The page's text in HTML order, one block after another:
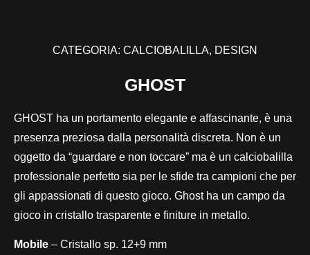
CATEGORIA: CALCIOBALILLA, DESIGN
GHOST
GHOST ha un portamento elegante e affascinante, è una
presenza preziosa dalla personalità discreta. Non è un
oggetto da “guardare e non toccare” ma è un calciobalilla
professionale perfetto sia per le sfide tra campioni che per
gli appassionati di questo gioco. Ghost ha un campo da
gioco in cristallo trasparente e finiture in metallo.
Mobile – Cristallo sp. 12+9 mm